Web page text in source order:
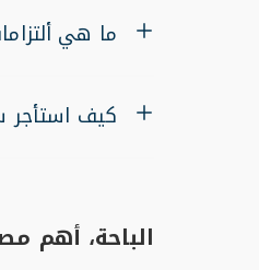
ما هي
كيف استأجر
الباحة، أهم